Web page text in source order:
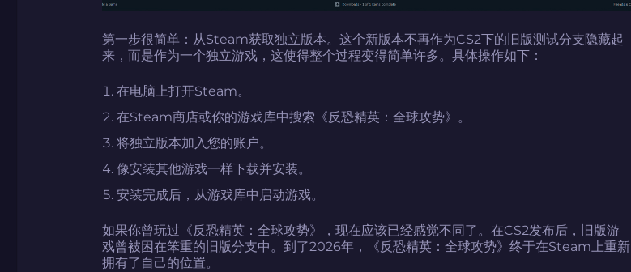
第一步很简单：从Steam获取独立版本。这个新版本不再作为CS2下的旧版测试分支隐藏起
来，而是作为一个独立游戏，这使得整个过程变得简单许多。具体操作如下：
在电脑上打开Steam。
在Steam商店或你的游戏库中搜索《反恐精英：全球攻势》。
将独立版本加入您的账户。
像安装其他游戏一样下载并安装。
安装完成后，从游戏库中启动游戏。
如果你曾玩过《反恐精英：全球攻势》，现在应该已经感觉不同了。在CS2发布后，旧版游
戏曾被困在笨重的旧版分支中。到了2026年，《反恐精英：全球攻势》终于在Steam上重新
拥有了自己的位置。